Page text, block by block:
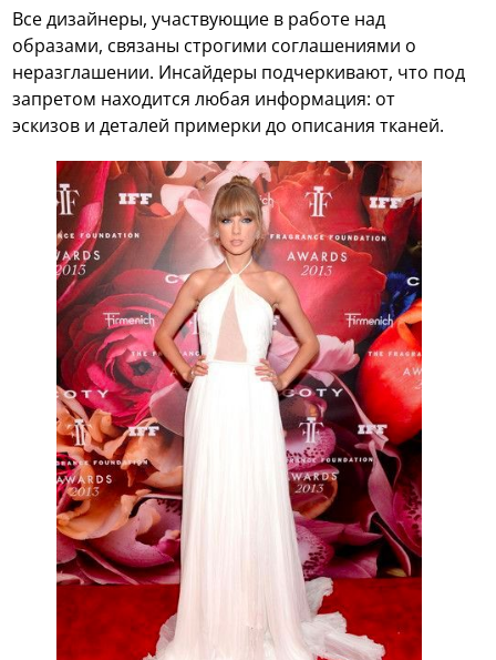
Все дизайнеры, участвующие в работе над
образами, связаны строгими соглашениями о
неразглашении. Инсайдеры подчеркивают, что под
запретом находится любая информация: от
эскизов и деталей примерки до описания тканей.